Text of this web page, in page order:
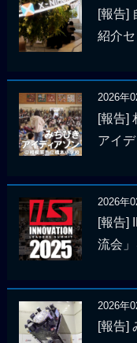
[報告]
紹介
2026年
[報告]
アイ
2026年
[報告]
流会
2026年
[報告]